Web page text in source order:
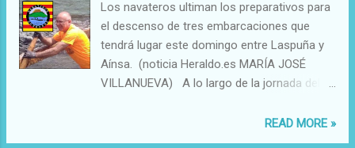
nos fa chermans" y el río es el camino "O
río ye o camin". En la imagen puede leerse
la frase en las cuatro lenguas que se
emplean en el conjunto de las asociaciones,
Euskera, Castellano, Aragonés y Catalán.
Los navateros ultiman los preparativos para
el descenso de tres embarcaciones que
tendrá lugar este domingo entre Laspuña y
Aínsa. (noticia Heraldo.es MARÍA JOSÉ
VILLANUEVA) A lo largo de la jornada del
embarcaciones en la playa del Cinca (puente
de Laspuña) y a las 11.00 una bajada popular
READ MORE »